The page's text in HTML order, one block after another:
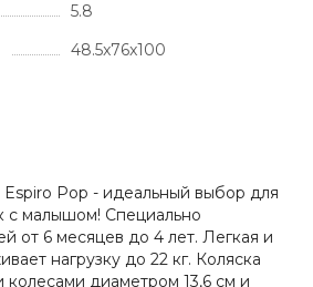
5.8
48.5x76x100
Espiro Pop - идеальный выбор для
с малышом! Специально
от 6 месяцев до 4 лет. Легкая и
нагрузку до 22 кг. Коляска
диаметром 13,6 см и